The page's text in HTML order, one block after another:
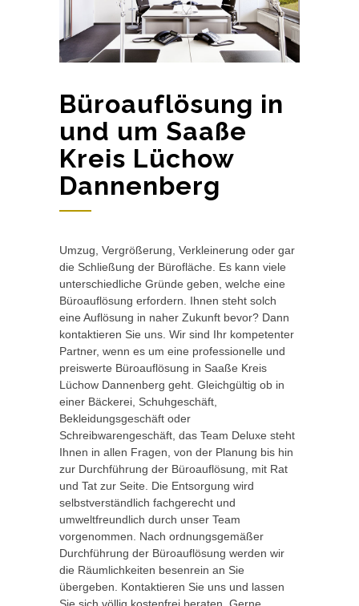
Büroauflösung in
und um Saaße
Kreis Lüchow
Dannenberg
Umzug, Vergrößerung, Verkleinerung oder gar
die Schließung der Bürofläche. Es kann viele
unterschiedliche Gründe geben, welche eine
Büroauflösung erfordern. Ihnen steht solch
eine Auflösung in naher Zukunft bevor? Dann
kontaktieren Sie uns. Wir sind Ihr kompetenter
Partner, wenn es um eine professionelle und
preiswerte Büroauflösung in Saaße Kreis
Lüchow Dannenberg geht. Gleichgültig ob in
einer Bäckerei, Schuhgeschäft,
Bekleidungsgeschäft oder
Schreibwarengeschäft, das Team Deluxe steht
Ihnen in allen Fragen, von der Planung bis hin
zur Durchführung der Büroauflösung, mit Rat
und Tat zur Seite. Die Entsorgung wird
selbstverständlich fachgerecht und
umweltfreundlich durch unser Team
vorgenommen. Nach ordnungsgemäßer
Durchführung der Büroauflösung werden wir
die Räumlichkeiten besenrein an Sie
übergeben. Kontaktieren Sie uns und lassen
Sie sich völlig kostenfrei beraten. Gerne